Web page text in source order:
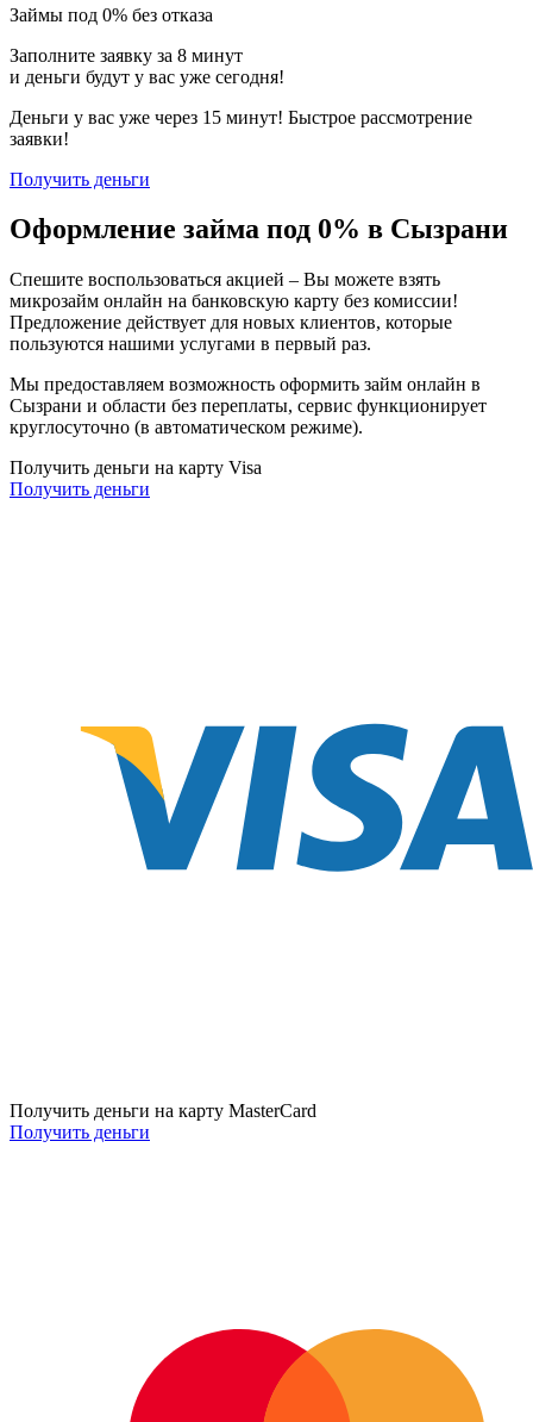
Займы под 0% без отказа
Заполните заявку за 8 минут
и деньги будут у вас уже сегодня!
Деньги у вас уже через 15 минут! Быстрое рассмотрение
заявки!
Получить деньги
Оформление займа под 0% в Сызрани
Спешите воспользоваться акцией – Вы можете взять
микрозайм онлайн на банковскую карту без комиссии!
Предложение действует для новых клиентов, которые
пользуются нашими услугами в первый раз.
Мы предоставляем возможность оформить займ онлайн в
Сызрани и области без переплаты, сервис функционирует
круглосуточно (в автоматическом режиме).
Получить деньги на карту Visa
Получить деньги
Получить деньги на карту MasterCard
Получить деньги